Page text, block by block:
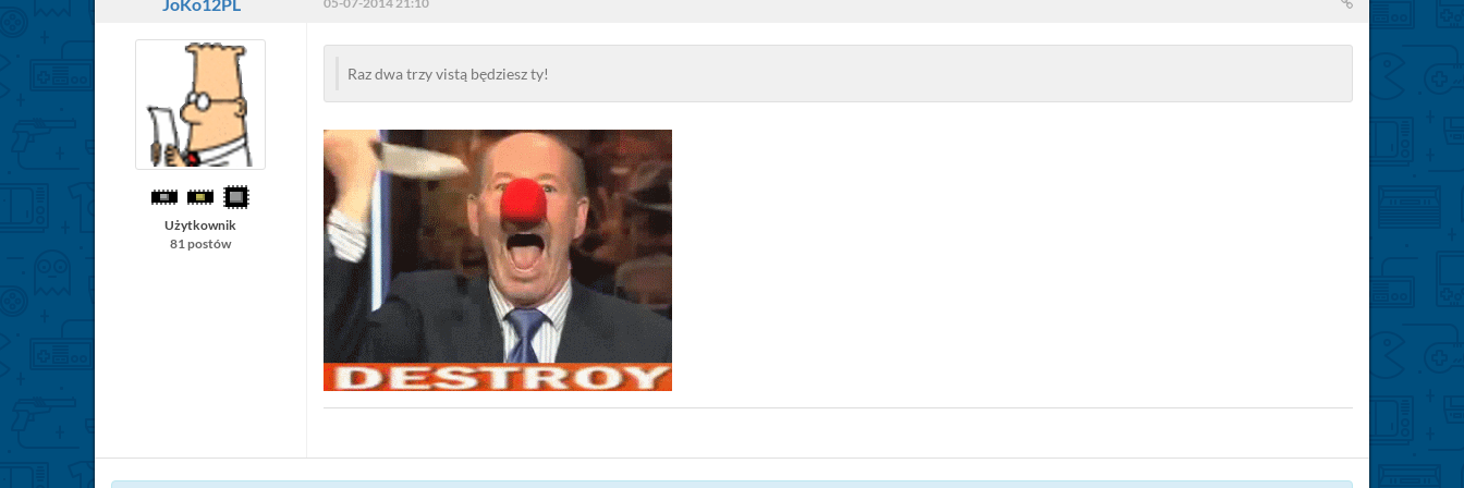
Użytkownik
81 postów
Raz dwa trzy vistą będziesz ty!